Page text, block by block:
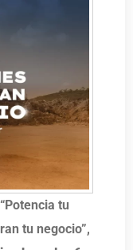
tu
tu negocio”,